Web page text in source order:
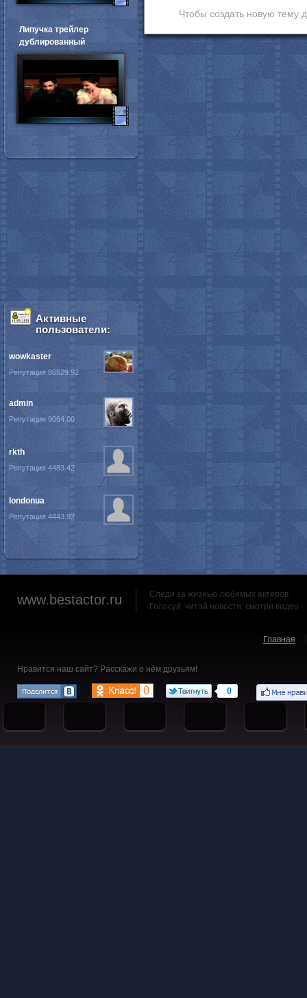
Чтобы создать новую тему
Липучка трейлер
дублированный
Активные
пользователи:
wowkaster
Репутация 86529.92
admin
Репутация 9064.00
rkth
Репутация 4483.42
londonua
Репутация 4443.92
www.bestactor.ru
Следи за жизнью любимых актеров
Голосуй, читай новости, смотри видео
Главная
Нравится наш сайт? Расскажи о нём друзьям!